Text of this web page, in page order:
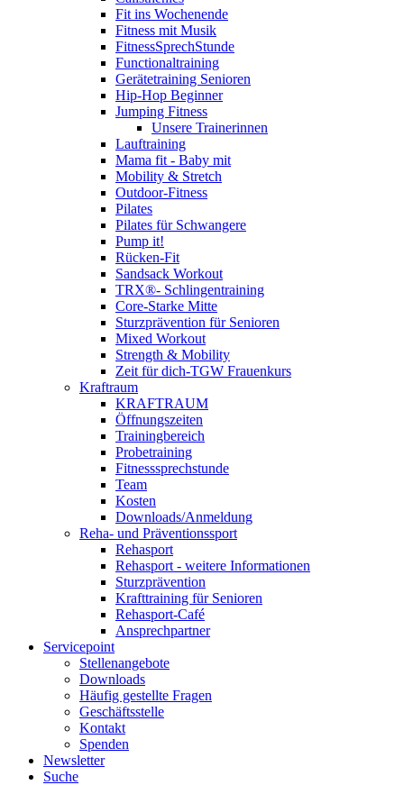
Fit ins Wochenende
Fitness mit Musik
FitnessSprechStunde
Functionaltraining
Gerätetraining Senioren
Hip-Hop Beginner
Jumping Fitness
Unsere Trainerinnen
Lauftraining
Mama fit - Baby mit
Mobility & Stretch
Outdoor-Fitness
Pilates
Pilates für Schwangere
Pump it!
Rücken-Fit
Sandsack Workout
TRX®- Schlingentraining
Core-Starke Mitte
Sturzprävention für Senioren
Mixed Workout
Strength & Mobility
Zeit für dich-TGW Frauenkurs
Kraftraum
KRAFTRAUM
Öffnungszeiten
Trainingbereich
Probetraining
Fitnesssprechstunde
Team
Kosten
Downloads/Anmeldung
Reha- und Präventionssport
Rehasport
Rehasport - weitere Informationen
Sturzprävention
Krafttraining für Senioren
Rehasport-Café
Ansprechpartner
Servicepoint
Stellenangebote
Downloads
Häufig gestellte Fragen
Geschäftsstelle
Kontakt
Spenden
Newsletter
Suche